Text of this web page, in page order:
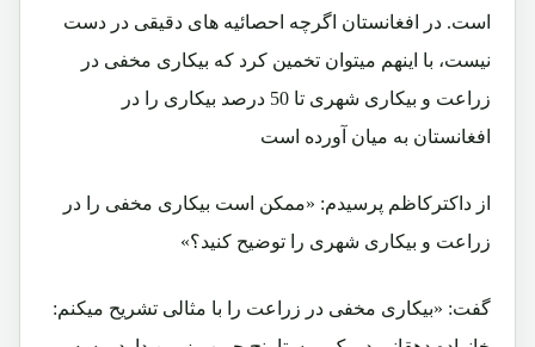
است. در افغانستان اگرچه احصائیه های دقیقی در دست
نیست، با اینهم میتوان تخمین کرد که بیکاری مخفی در
زراعت و بیکاری شهری تا 50 درصد بیکاری را در
افغانستان به میان آورده است
از داکترکاظم پرسیدم: «ممکن است بیکاری مخفی را در
زراعت و بیکاری شهری را توضیح کنید؟»
گفت: «بیکاری مخفی در زراعت را با مثالی تشریح میکنم: